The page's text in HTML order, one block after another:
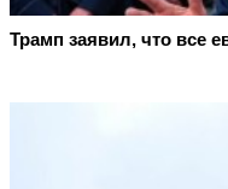
Трамп заявил, что все